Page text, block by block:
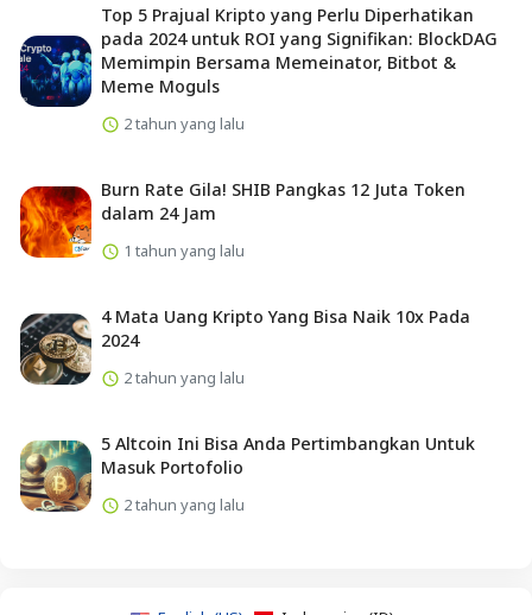
Top 5 Prajual Kripto yang Perlu Diperhatikan
pada 2024 untuk ROI yang Signifikan: BlockDAG
Memimpin Bersama Memeinator, Bitbot &
Meme Moguls
2 tahun yang lalu
Burn Rate Gila! SHIB Pangkas 12 Juta Token
dalam 24 Jam
1 tahun yang lalu
4 Mata Uang Kripto Yang Bisa Naik 10x Pada
2024
2 tahun yang lalu
5 Altcoin Ini Bisa Anda Pertimbangkan Untuk
Masuk Portofolio
2 tahun yang lalu